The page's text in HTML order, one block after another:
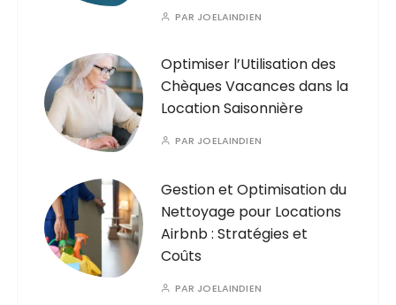
PAR JOELAINDIEN
Optimiser l’Utilisation des
Chèques Vacances dans la
Location Saisonnière
PAR JOELAINDIEN
Gestion et Optimisation du
Nettoyage pour Locations
Airbnb : Stratégies et
Coûts
PAR JOELAINDIEN